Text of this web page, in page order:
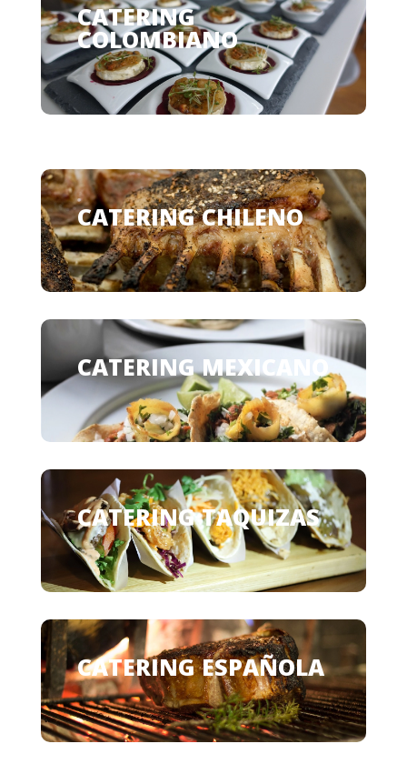
CATERING
COLOMBIANO
CATERING CHILENO
CATERING MEXICANO
CATERING TAQUIZAS
CATERING ESPAÑOLA